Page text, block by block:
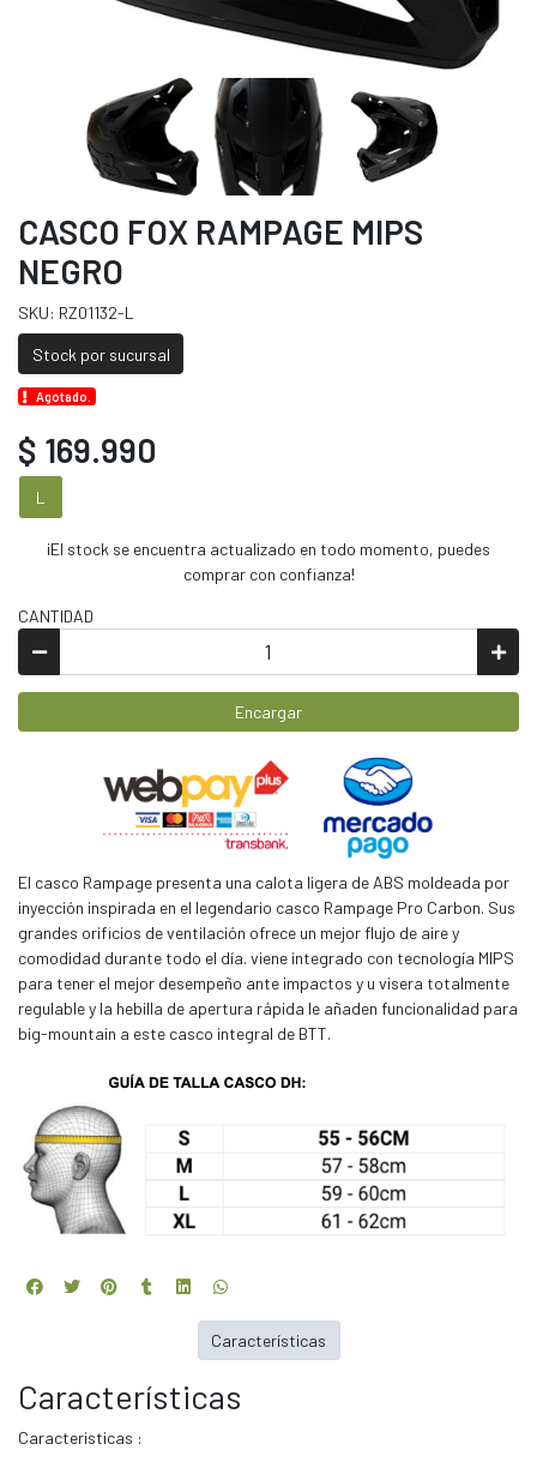
CASCO FOX RAMPAGE MIPS
NEGRO
SKU: RZ01132-L
Stock por sucursal
Agotado.
$ 169.990
L
¡El stock se encuentra actualizado en todo momento, puedes
comprar con confianza!
CANTIDAD
Encargar
El casco Rampage presenta una calota ligera de ABS moldeada por
inyección inspirada en el legendario casco Rampage Pro Carbon. Sus
grandes orificios de ventilación ofrece un mejor flujo de aire y
comodidad durante todo el día. viene integrado con tecnología MIPS
para tener el mejor desempeño ante impactos y u visera totalmente
regulable y la hebilla de apertura rápida le añaden funcionalidad para
big-mountain a este casco integral de BTT.
Características
Caracteristicas :
Características